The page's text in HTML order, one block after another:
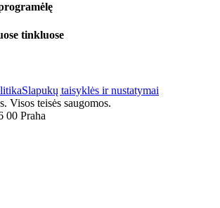
tinkluose
Slapukų taisyklės ir nustatymai
Visos teisės saugomos.
00 Praha